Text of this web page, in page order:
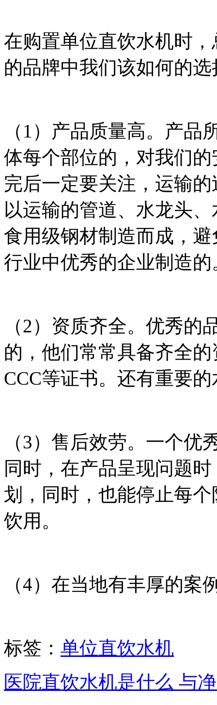
在购置单位直饮水机时
的品牌中我们该如何的选
（1）产品质量高。产
体每个部位的，对我们
完后一定要关注，运输
以运输的管道、水龙头
食用级钢材制造而成，
行业中优秀的企业制造的
（2）资质齐全。优秀
的，他们常常具备齐全
CCC等证书。还有重要
（3）售后效劳。一个
同时，在产品呈现问题
划，同时，也能停止每
饮用。
（4）在当地有丰厚的案
标签： 单位直饮水机
医院直饮水机是什么 与